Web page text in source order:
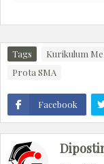
Tags Kurikulum
Prota SMA
Facebook